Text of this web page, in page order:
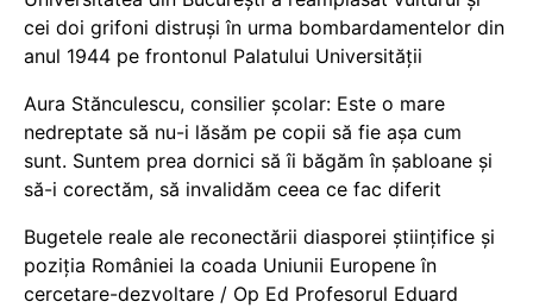
cei doi grifoni distruși în urma bombardamentelor din
anul 1944 pe frontonul Palatului Universității
Aura Stănculescu, consilier școlar: Este o mare
nedreptate să nu-i lăsăm pe copii să fie așa cum
sunt. Suntem prea dornici să îi băgăm în șabloane și
să-i corectăm, să invalidăm ceea ce fac diferit
Bugetele reale ale reconectării diasporei științifice și
poziția României la coada Uniunii Europene în
cercetare-dezvoltare / Op Ed Profesorul Eduard